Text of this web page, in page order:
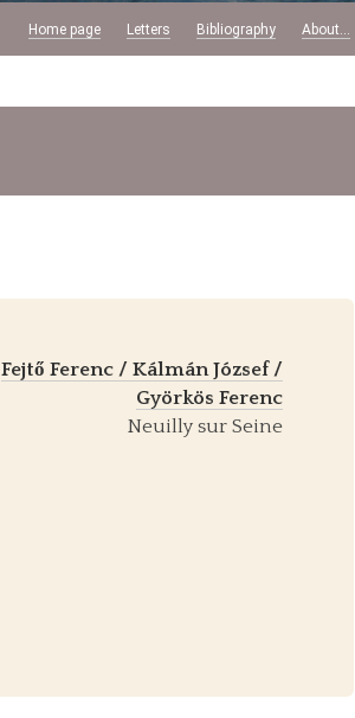
Home page Letters Bibliography About...
Fejtő Ferenc / Kálmán József /
Györkös Ferenc
Neuilly sur Seine